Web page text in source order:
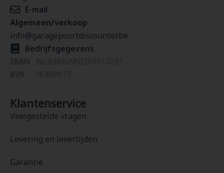
E-mail
Algemeen/verkoop
info@garagepoortdiscounter.be
Bedrijfsgegevens
Klantenservice
Veelgestelde vragen
Levering en levertijden
Garantie